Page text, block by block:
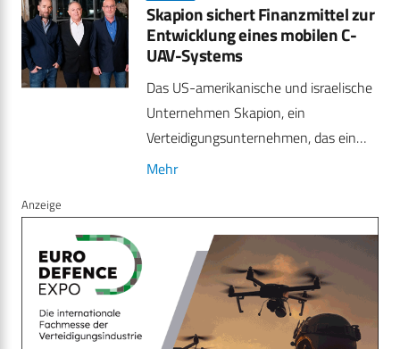
Skapion sichert Finanzmittel zur
Entwicklung eines mobilen C-
UAV-Systems
Das US-amerikanische und israelische
Unternehmen Skapion, ein
Verteidigungsunternehmen, das ein…
Mehr
Anzeige